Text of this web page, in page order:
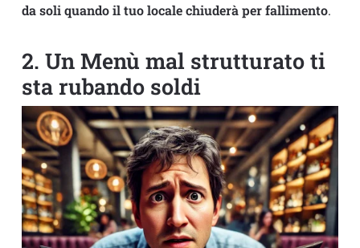
da soli quando il tuo locale chiuderà per fallimento.
2. Un Menù mal strutturato ti
sta rubando soldi